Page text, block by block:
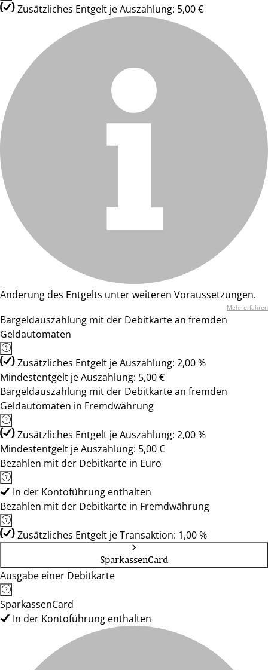
Zusätzliches Entgelt je Auszahlung: 5,00 €
Änderung des Entgelts unter weiteren Voraussetzungen.
Mehr erfahren
Bargeldauszahlung mit der Debitkarte an fremden
Geldautomaten
Zusätzliches Entgelt je Auszahlung: 2,00 %
Mindestentgelt je Auszahlung: 5,00 €
Bargeldauszahlung mit der Debitkarte an fremden
Geldautomaten in Fremdwährung
Zusätzliches Entgelt je Auszahlung: 2,00 %
Mindestentgelt je Auszahlung: 5,00 €
Bezahlen mit der Debitkarte in Euro
In der Kontoführung enthalten
Bezahlen mit der Debitkarte in Fremdwährung
Zusätzliches Entgelt je Transaktion: 1,00 %
SparkassenCard
Ausgabe einer Debitkarte
SparkassenCard
In der Kontoführung enthalten